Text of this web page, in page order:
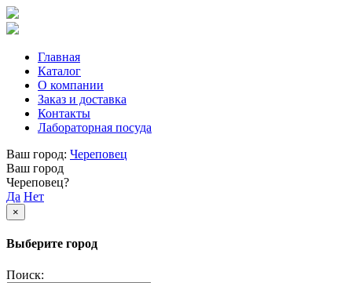
Главная
Каталог
О компании
Заказ и доставка
Контакты
Лабораторная посуда
Ваш город: Череповец
Ваш город
Череповец?
Да Нет
×
Выберите город
Поиск: